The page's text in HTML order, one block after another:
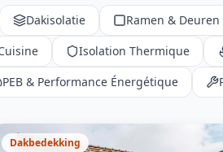
Dakisolatie Ramen & Deuren
Isolation Thermique
PEB & Performance Énergétique
Dakbedekking